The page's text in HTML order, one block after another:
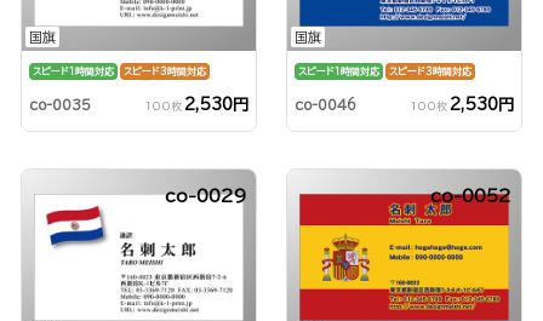
国旗
スピード1時間対応 スピード3時間対応
co-0035 100枚 2,530円
国旗
スピード1時間対応 スピード3時間対応
co-0046 100枚 2,530円
co-0029 co-0052